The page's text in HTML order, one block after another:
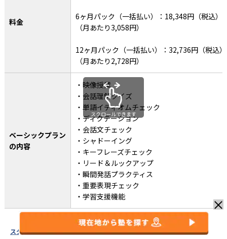
料金
6ヶ月パック（一括払い）：18,348円（税込）
（月あたり3,058円）
12ヶ月パック（一括払い）：32,736円（税込）
（月あたり2,728円）
ベーシックプラン
の内容
・映像授業
・会話理解クイズ
・単語イディオムチェック
・ディクテーション
・会話文チェック
・シャドーイング
・キーフレーズチェック
・リード＆ルックアップ
・瞬間発話プラクティス
・重要表現チェック
・学習支援機能
スクロールできます
スタディサプリENGLISH HPを参考に作成